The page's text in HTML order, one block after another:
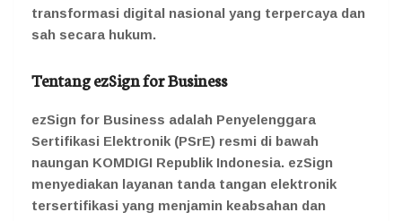
transformasi digital nasional yang terpercaya dan
sah secara hukum.
Tentang ezSign for Business
ezSign for Business adalah Penyelenggara
Sertifikasi Elektronik (PSrE) resmi di bawah
naungan KOMDIGI Republik Indonesia. ezSign
menyediakan layanan tanda tangan elektronik
tersertifikasi yang menjamin keabsahan dan